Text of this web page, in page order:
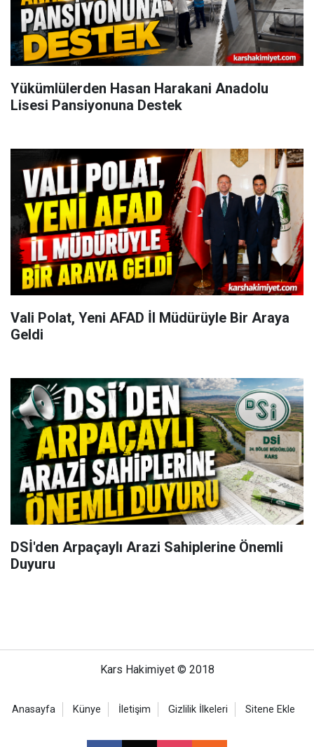
Yükümlülerden Hasan Harakani Anadolu
Lisesi Pansiyonuna Destek
Vali Polat, Yeni AFAD İl Müdürüyle Bir Araya
Geldi
DSİ'den Arpaçaylı Arazi Sahiplerine Önemli
Duyuru
Kars Hakimiyet © 2018
Anasayfa Künye İletişim Gizlilik İlkeleri Sitene Ekle